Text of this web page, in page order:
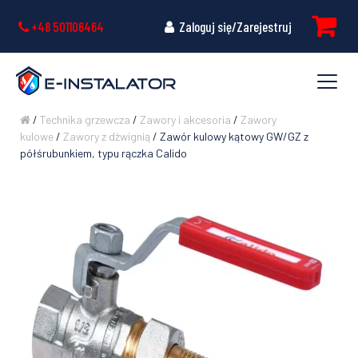
+48 501106464 Zaloguj się/Zarejestruj
/ Technika grzewcza / Zawory i akcesoria / Zawory
kulowe/ Zawory z dźwignią / Zawór kulowy kątowy GW/GZ z
półśrubunkiem, typu rączka Calido